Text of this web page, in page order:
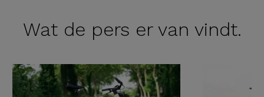
Wat de pers er van vindt.